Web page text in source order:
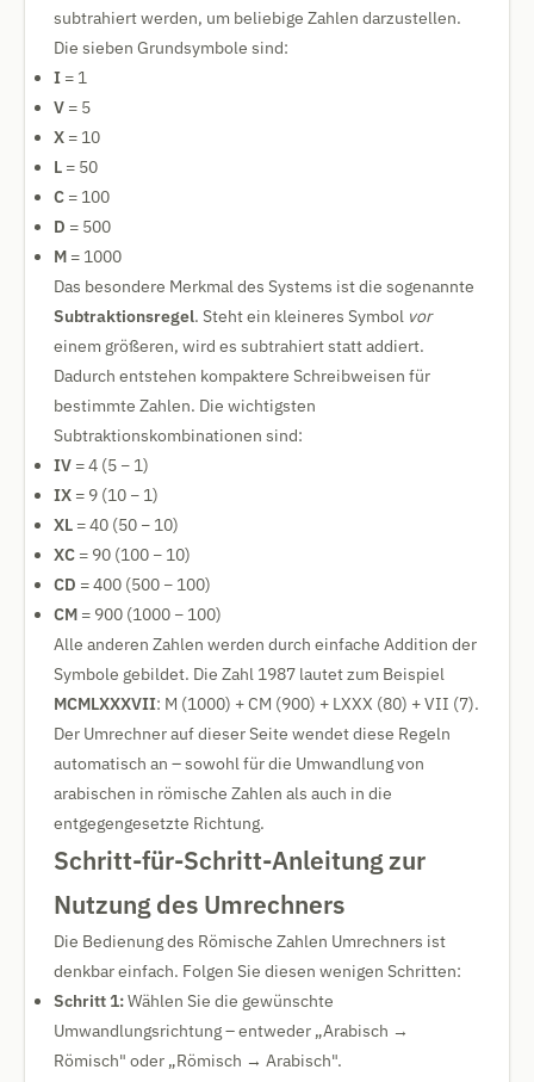
subtrahiert werden, um beliebige Zahlen darzustellen.
Die sieben Grundsymbole sind:
I = 1
V = 5
X = 10
L = 50
C = 100
D = 500
M = 1000
Das besondere Merkmal des Systems ist die sogenannte
Subtraktionsregel. Steht ein kleineres Symbol vor
einem größeren, wird es subtrahiert statt addiert.
Dadurch entstehen kompaktere Schreibweisen für
bestimmte Zahlen. Die wichtigsten
Subtraktionskombinationen sind:
IV = 4 (5 − 1)
IX = 9 (10 − 1)
XL = 40 (50 − 10)
XC = 90 (100 − 10)
CD = 400 (500 − 100)
CM = 900 (1000 − 100)
Alle anderen Zahlen werden durch einfache Addition der
Symbole gebildet. Die Zahl 1987 lautet zum Beispiel
MCMLXXXVII: M (1000) + CM (900) + LXXX (80) + VII (7).
Der Umrechner auf dieser Seite wendet diese Regeln
automatisch an – sowohl für die Umwandlung von
arabischen in römische Zahlen als auch in die
entgegengesetzte Richtung.
Schritt-für-Schritt-Anleitung zur
Nutzung des Umrechners
Die Bedienung des Römische Zahlen Umrechners ist
denkbar einfach. Folgen Sie diesen wenigen Schritten:
Schritt 1:Wählen Sie die gewünschte
Umwandlungsrichtung – entweder „Arabisch →
Römisch" oder „Römisch → Arabisch".